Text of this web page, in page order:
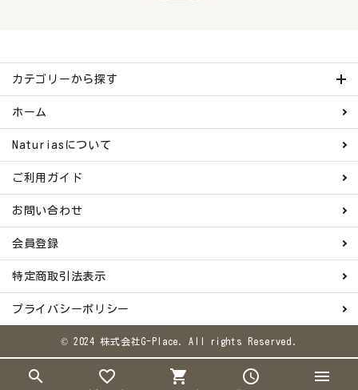
search favorite_border shopping_cart schedule menu
カテゴリーから探す
ホーム
Naturiasについて
ご利用ガイド
お問い合わせ
会員登録
特定商取引法表示
プライバシーポリシー
© 2024 株式会社G-Place. All rights Reserved.